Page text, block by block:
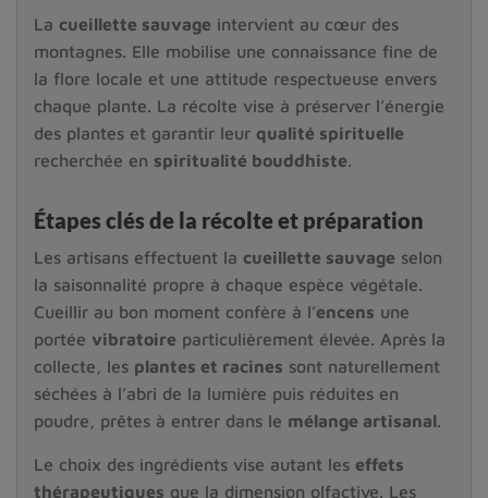
La cueillette sauvage intervient au cœur des
montagnes. Elle mobilise une connaissance fine de
la flore locale et une attitude respectueuse envers
chaque plante. La récolte vise à préserver l’énergie
des plantes et garantir leur qualité spirituelle
recherchée en spiritualité bouddhiste.
Étapes clés de la récolte et préparation
Les artisans effectuent la cueillette sauvage selon
la saisonnalité propre à chaque espèce végétale.
Cueillir au bon moment confère à l’encens une
portée vibratoire particulièrement élevée. Après la
collecte, les plantes et racines sont naturellement
séchées à l’abri de la lumière puis réduites en
poudre, prêtes à entrer dans le mélange artisanal.
Le choix des ingrédients vise autant les effets
thérapeutiques que la dimension olfactive. Les